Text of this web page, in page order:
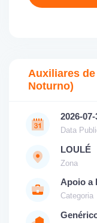
Auxiliares
Noturno)
2026-07-
Data
LOULÉ
Zona
Apoio a
Categoria